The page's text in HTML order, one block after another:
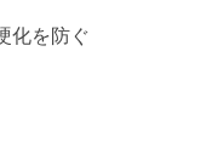
を防ぐ